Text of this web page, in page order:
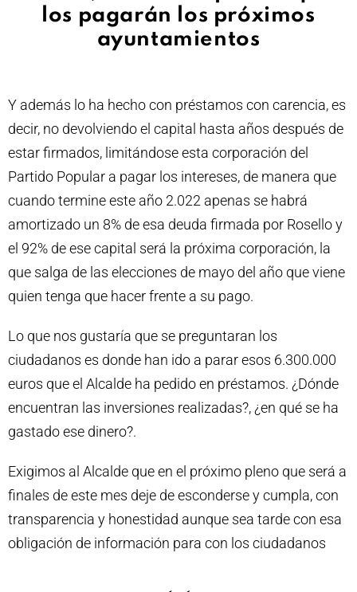
los pagarán los próximos
ayuntamientos
Y además lo ha hecho con préstamos con carencia, es
decir, no devolviendo el capital hasta años después de
estar firmados, limitándose esta corporación del
Partido Popular a pagar los intereses, de manera que
cuando termine este año 2.022 apenas se habrá
amortizado un 8% de esa deuda firmada por Rosello y
el 92% de ese capital será la próxima corporación, la
que salga de las elecciones de mayo del año que viene
quien tenga que hacer frente a su pago.
Lo que nos gustaría que se preguntaran los
ciudadanos es donde han ido a parar esos 6.300.000
euros que el Alcalde ha pedido en préstamos. ¿Dónde
encuentran las inversiones realizadas?, ¿en qué se ha
gastado ese dinero?.
Exigimos al Alcalde que en el próximo pleno que será a
finales de este mes deje de esconderse y cumpla, con
transparencia y honestidad aunque sea tarde con esa
obligación de información para con los ciudadanos